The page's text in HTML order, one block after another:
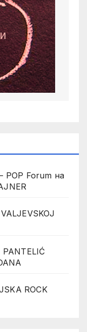
POP Forum на
ROCK